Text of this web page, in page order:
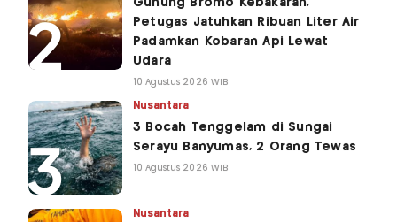
Gunung Bromo Kebakaran,
Petugas Jatuhkan Ribuan Liter Air
Padamkan Kobaran Api Lewat
Udara
10 Agustus 2026 WIB
Nusantara
3 Bocah Tenggelam di Sungai
Serayu Banyumas, 2 Orang Tewas
10 Agustus 2026 WIB
Nusantara